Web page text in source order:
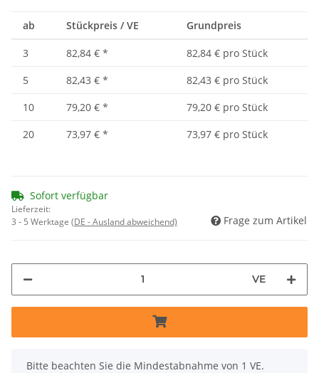
ab Stückpreis / VE Grundpreis
3 82,84 € *
82,84 € pro Stück
5
82,43 € *
82,43 € pro Stück
10
79,20 € *
79,20 € pro Stück
20
73,97 € * 73,97 € pro Stück
Sofort verfügbar
Lieferzeit:
3 - 5 Werktage (DE - Ausland abweichend) Frage zum Artikel
VE
x
Bitte beachten Sie die Mindestabnahme von 1 VE.